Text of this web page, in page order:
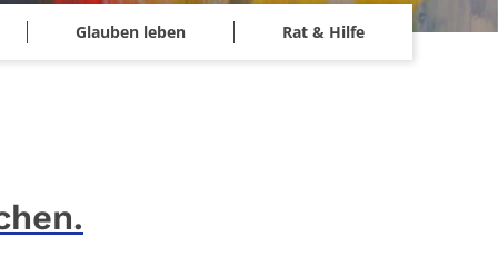
Glauben leben Rat & Hilfe